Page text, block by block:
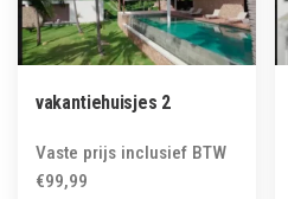
vakantiehuisjes 2
Vaste prijs inclusief BTW
€99,99